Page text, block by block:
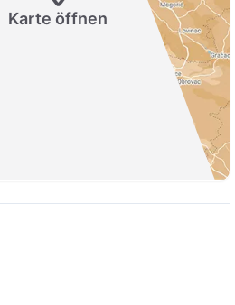
Karte öffnen